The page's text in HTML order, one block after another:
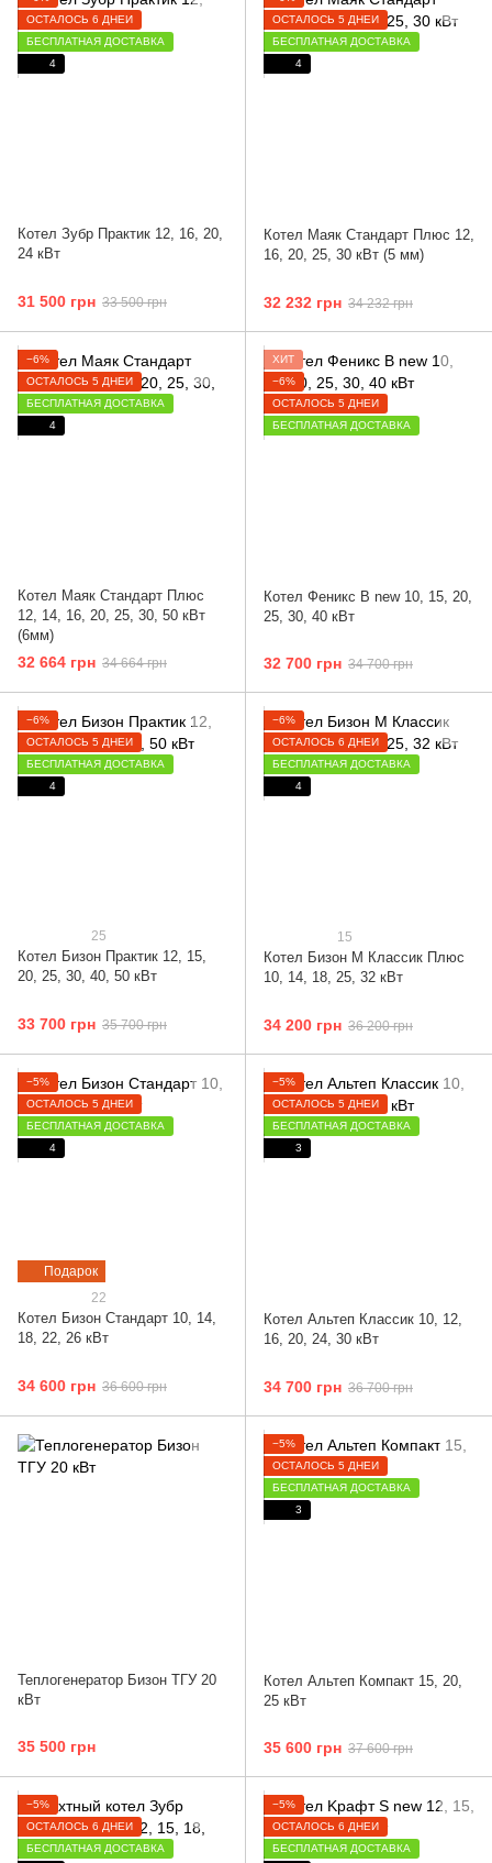
ОСТАЛОСЬ 6 ДНЕЙ
БЕСПЛАТНАЯ ДОСТАВКА
4
Котел Зубр Практик 12, 16, 20,
24 кВт
31 500 грн 33 500 грн
ОСТАЛОСЬ 5 ДНЕЙ
БЕСПЛАТНАЯ ДОСТАВКА
4
Котел Маяк Стандарт Плюс 12,
16, 20, 25, 30 кВт (5 мм)
32 232 грн 34 232 грн
−6%
ОСТАЛОСЬ 5 ДНЕЙ
БЕСПЛАТНАЯ ДОСТАВКА
4
Котел Маяк Стандарт Плюс
12, 14, 16, 20, 25, 30, 50 кВт
(6мм)
32 664 грн 34 664 грн
ХИТ
−6%
ОСТАЛОСЬ 5 ДНЕЙ
БЕСПЛАТНАЯ ДОСТАВКА
Котел Феникс B new 10, 15, 20,
25, 30, 40 кВт
32 700 грн 34 700 грн
−6%
ОСТАЛОСЬ 5 ДНЕЙ
БЕСПЛАТНАЯ ДОСТАВКА
4
25
Котел Бизон Практик 12, 15,
20, 25, 30, 40, 50 кВт
33 700 грн 35 700 грн
−6%
ОСТАЛОСЬ 6 ДНЕЙ
БЕСПЛАТНАЯ ДОСТАВКА
4
15
Котел Бизон М Классик Плюс
10, 14, 18, 25, 32 кВт
34 200 грн 36 200 грн
Подарок
−5%
ОСТАЛОСЬ 5 ДНЕЙ
БЕСПЛАТНАЯ ДОСТАВКА
4
22
Котел Бизон Cтандарт 10, 14,
18, 22, 26 кВт
34 600 грн 36 600 грн
−5%
ОСТАЛОСЬ 5 ДНЕЙ
БЕСПЛАТНАЯ ДОСТАВКА
3
Котел Альтеп Классик 10, 12,
16, 20, 24, 30 кВт
34 700 грн 36 700 грн
Теплогенератор Бизон ТГУ 20
кВт
35 500 грн
−5%
ОСТАЛОСЬ 5 ДНЕЙ
БЕСПЛАТНАЯ ДОСТАВКА
3
Котел Альтеп Компакт 15, 20,
25 кВт
35 600 грн 37 600 грн
−5%
ОСТАЛОСЬ 6 ДНЕЙ
БЕСПЛАТНАЯ ДОСТАВКА
−5%
ОСТАЛОСЬ 6 ДНЕЙ
БЕСПЛАТНАЯ ДОСТАВКА